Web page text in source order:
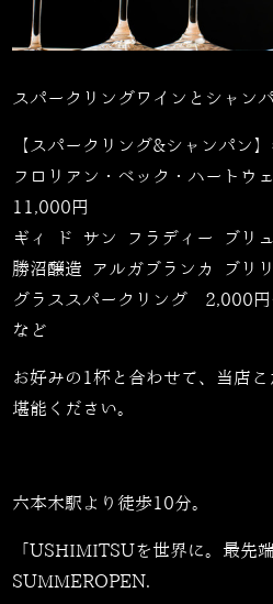
スパークリングワインとシャン
【スパークリング&シャンパン
フロリアン・ベック・ハート
11,000 円
ギィ ド サン フラディー ブリ
勝沼醸造 アルガブランカ ブリ
グラススパークリング 2,000
など
お好みの 1杯と合わせて、当店
堪能ください。
六本木駅より徒歩10分。
「USHIMITSUを世界に。最先
SUMMEROPEN.